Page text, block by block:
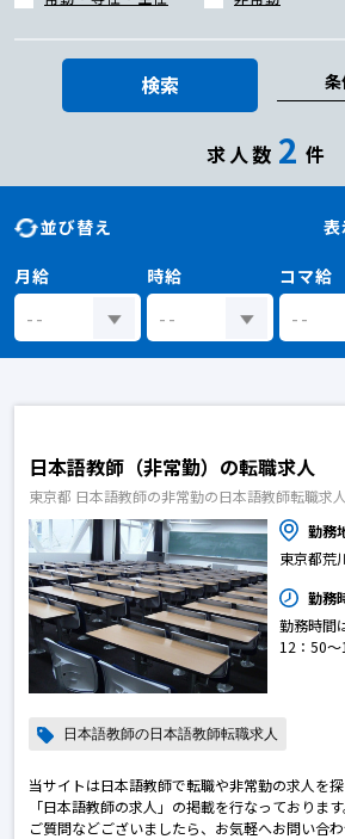
検索
求人数 2 件
並び替え
月給 時給 コマ給
日本語教師（非常勤）の転職求人
東京都 日本語教師の非常勤の日本語教師転職求人
勤務
東京都荒
勤務
勤務時間
12：50〜
日本語教師の日本語教師転職求人
当サイトは日本語教師で転職や非常勤の求人を
「日本語教師の求人」の掲載を行なっております
ご質問などございましたら、お気軽へお問い合わ